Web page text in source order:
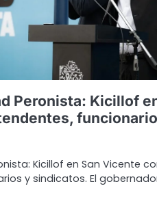
Peronista: Kicillof
Kicillof en San Vicente
y sindicatos. El